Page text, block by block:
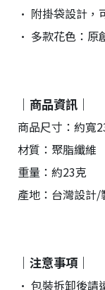
• 附掛袋設計，
• 多款花色：原
｜商品資訊｜
商品尺寸：約
材質：聚脂纖維
重量：約23克
產地：台灣設計/
｜注意事項｜
• 包裝拆卸後請